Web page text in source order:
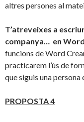
altres persones al
T’atreveixes a
companya… en
funcions de Word
practicarem l’ús de
que siguis una
PROPOSTA 4